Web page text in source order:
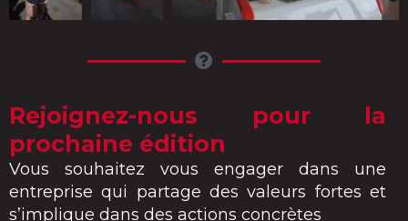
Rejoignez-nous pour la
prochaine édition
Vous souhaitez vous engager dans une
entreprise qui partage des valeurs fortes et
s’implique dans des actions concrètes